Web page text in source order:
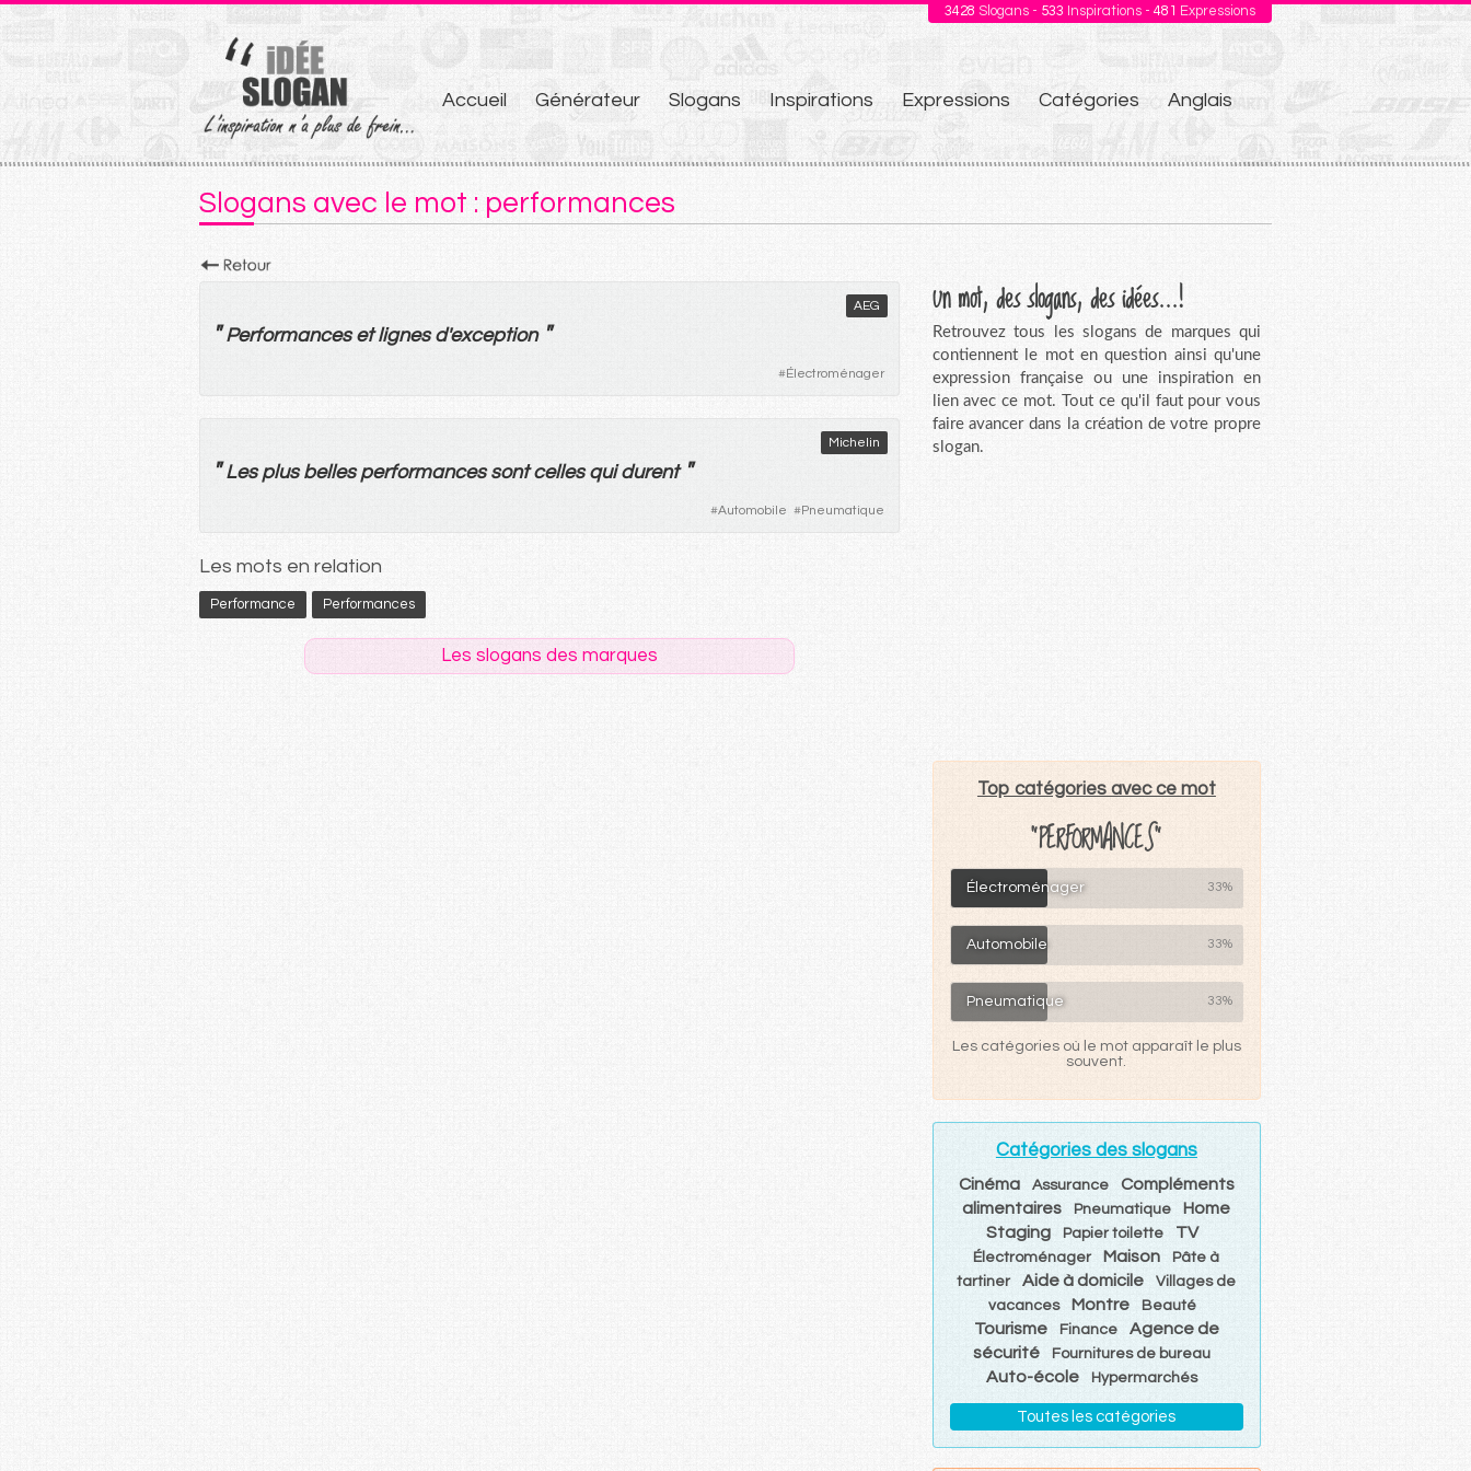
3428 Slogans - 533 Inspirations - 481 Expressions
Aller
au
contenu
Accueil Générateur Slogans Inspirations Expressions Catégories Anglais
Slogans avec le mot : performances
AEG
" Performances et lignesd'exception "
#Électroménager
Michelin
" Les plus belles performances sont celles qui durent "
#Automobile #Pneumatique
Les mots en relation
Performance Performances
Les slogans des marques
Un mot, des slogans, des idées...!
Retrouvez tous les slogans de marques qui
contiennent le mot en question ainsi qu'une
expression française ou une inspiration en
lien avec ce mot. Tout ce qu'il faut pour vous
faire avancer dans la création de votre propre
slogan.
Top catégories avec ce mot
"PERFORMANCES"
Électroménager 33%
Automobile 33%
Pneumatique 33%
Les catégories où le mot apparaît le plus
souvent.
Catégories des slogans
Cinéma Assurance
Compléments
alimentaires
Pneumatique
Home
Staging
Papier toilette TV
Électroménager Maison
Pâte à
tartiner
Aide à domicile
Villages de
vacances
Montre Beauté
Tourisme Finance
Agence de
sécurité
Fournitures de bureau
Auto-école Hypermarchés
Toutes les catégories